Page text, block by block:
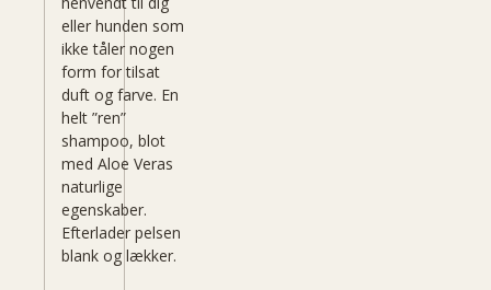
eller hunden som
ikke tåler nogen
form for tilsat
duft og farve. En
helt ”ren”
shampoo, blot
med Aloe Veras
naturlige
egenskaber.
Efterlader pelsen
blank og lækker.